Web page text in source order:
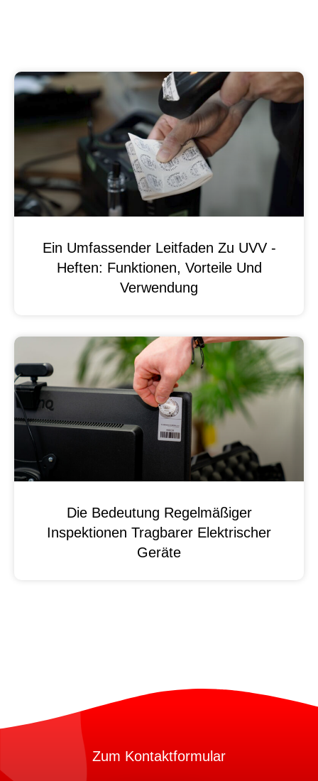
Ein Umfassender Leitfaden Zu UVV -
Heften: Funktionen, Vorteile Und
Verwendung
Die Bedeutung Regelmäßiger
Inspektionen Tragbarer Elektrischer
Geräte
Zum Kontaktformular